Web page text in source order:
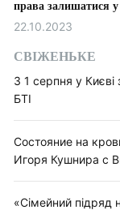
права залишатися
22.10.2023
СВІЖЕНЬКЕ
З 1 серпня у
БТІ
Состояние на
Игоря Кушнира с
«Сімейний підряд